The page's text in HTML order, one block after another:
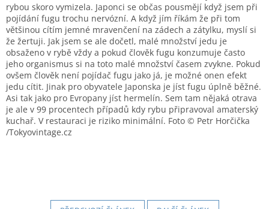
rybou skoro vymizela. Japonci se občas pousmějí když jsem při
pojídání fugu trochu nervózní. A když jím říkám že při tom
většinou cítím jemné mravenčení na zádech a zátylku, myslí si
že žertuji. Jak jsem se ale dočetl, malé množství jedu je
obsaženo v rybě vždy a pokud člověk fugu konzumuje často
jeho organismus si na toto malé množství časem zvykne. Pokud
ovšem člověk není pojídač fugu jako já, je možné onen efekt
jedu cítit. Jinak pro obyvatele Japonska je jíst fugu úplně běžné.
Asi tak jako pro Evropany jíst hermelín. Sem tam nějaká otrava
je ale v 99 procentech případů kdy rybu připravoval amaterský
kuchař. V restauraci je riziko minimální. Foto © Petr Horčička
/Tokyovintage.cz